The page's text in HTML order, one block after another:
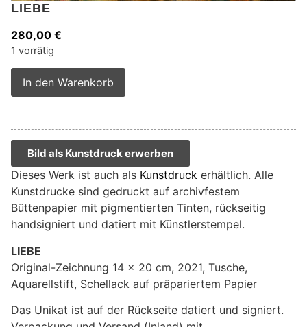
LIEBE
280,00 €
1 vorrätig
In den Warenkorb
Bild als Kunstdruck erwerben
Dieses Werk ist auch als Kunstdruck erhältlich. Alle
Kunstdrucke sind gedruckt auf archivfestem
Büttenpapier mit pigmentierten Tinten, rückseitig
handsigniert und datiert mit Künstlerstempel.
LIEBE
Original-Zeichnung 14 x 20 cm, 2021, Tusche,
Aquarellstift, Schellack auf präpariertem Papier
Das Unikat ist auf der Rückseite datiert und signiert.